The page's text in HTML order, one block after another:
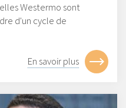
Westermo sont
d'un cycle de
En savoir plus